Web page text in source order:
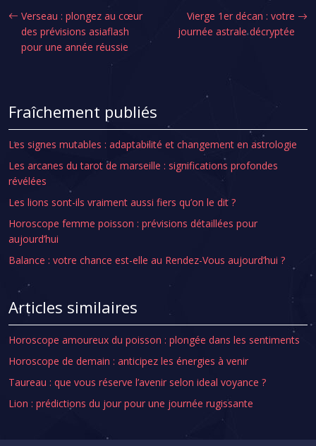
Verseau : plongez au cœur
des prévisions asiaflash
pour une année réussie
Vierge 1er décan : votre
journée astrale décryptée
Fraîchement publiés
Les signes mutables : adaptabilité et changement en astrologie
Les arcanes du tarot de marseille : significations profondes
révélées
Les lions sont-ils vraiment aussi fiers qu’on le dit ?
Horoscope femme poisson : prévisions détaillées pour
aujourd’hui
Balance : votre chance est-elle au Rendez-Vous aujourd’hui ?
Articles similaires
Horoscope amoureux du poisson : plongée dans les sentiments
Horoscope de demain : anticipez les énergies à venir
Taureau : que vous réserve l’avenir selon ideal voyance ?
Lion : prédictions du jour pour une journée rugissante